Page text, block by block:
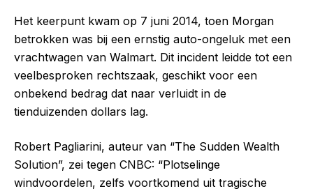
Het keerpunt kwam op 7 juni 2014, toen Morgan
betrokken was bij een ernstig auto-ongeluk met een
vrachtwagen van Walmart. Dit incident leidde tot een
veelbesproken rechtszaak, geschikt voor een
onbekend bedrag dat naar verluidt in de
tienduizenden dollars lag.
Robert Pagliarini, auteur van “The Sudden Wealth
Solution”, zei tegen CNBC: “Plotselinge
windvoordelen, zelfs voortkomend uit tragische